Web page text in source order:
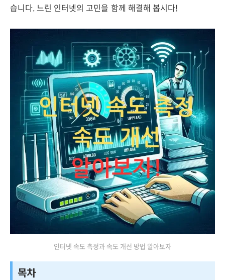
습니다. 느린 인터넷의 고민을 함께 해결해 봅시다!
인터넷 속도 측정과 속도 개선 방법 알아보자
목차